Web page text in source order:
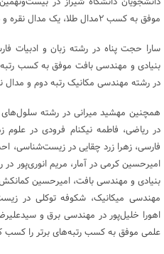
موفق به کسب ۲مدال طلا، یک مدال نقره و ۱۵ رتبه، در ۱۲ رشته شدند.
سارا حجت پناه در رشته زبان و ادبیات
بنیادی و مهندسی بافت موفق به کسب
در رشته مهندسی مکانیک رتبه دوم و مدال
همچنین مهشید میرانی در رشته
در ریاضی، فاطمه نیکنام فرودی در علوم
فارسی، زهرا زرد چقایی در زیست‌شناسی،
امیرحسین کرمی در آمار، مریم انوری‌پور
بنیادی و مهندسی بافت، امیرحسین
مهندسی میکانیک، شکوفه توکلی در
اهورا خلیل‌پور در مهندسی برق و
علمی موفق به کسب رتبه‌های برتر را کسب